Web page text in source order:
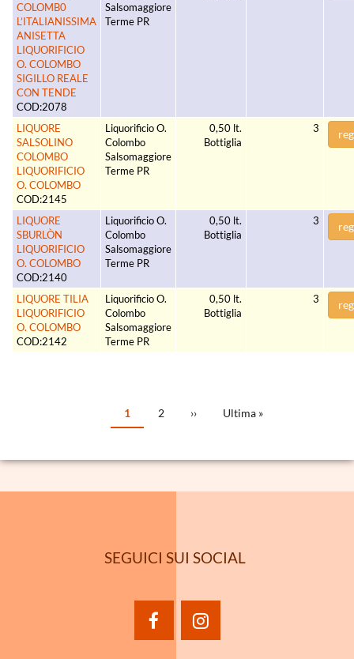
COLOMB0
L’ITALIANISSIMA
ANISETTA
LIQUORIFICIO
O. COLOMBO
SIGILLO REALE
CON TENDE
COD:2078
Salsomaggiore
Terme PR
LIQUORE
SALSOLINO
COLOMBO
LIQUORIFICIO
O. COLOMBO
COD:2145
Liquorificio O.
Colombo
Salsomaggiore
Terme PR
0,50 lt.
Bottiglia
3
LIQUORE
SBURLÒN
LIQUORIFICIO
O. COLOMBO
COD:2140
Liquorificio O.
Colombo
Salsomaggiore
Terme PR
0,50 lt.
Bottiglia
3
LIQUORE TILIA
LIQUORIFICIO
O. COLOMBO
COD:2142
Liquorificio O.
Colombo
Salsomaggiore
Terme PR
0,50 lt.
Bottiglia
3
Pagina
attuale
1 Page
2
Pagina
››
Ultima
Ultima »
SEGUICI SUI SOCIAL
facebookinstagram